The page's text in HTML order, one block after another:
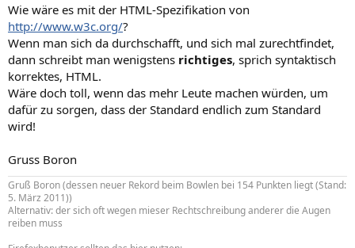
Wie wäre es mit der HTML-Spezifikation von
http://www.w3c.org/?
Wenn man sich da durchschafft, und sich mal zurechtfindet,
dann schreibt man wenigstens richtiges, sprich syntaktisch
korrektes, HTML.
Wäre doch toll, wenn das mehr Leute machen würden, um
dafür zu sorgen, dass der Standard endlich zum Standard
wird!
Gruss Boron
Gruß Boron (dessen neuer Rekord beim Bowlen bei 154 Punkten liegt (Stand:
5. März 2011))
Alternativ: der sich oft wegen mieser Rechtschreibung anderer die Augen
reiben muss